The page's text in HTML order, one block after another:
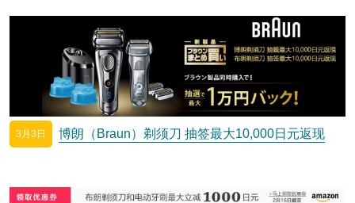
3月3日 博朗（Braun）剃须刀 抽签最大10,000日元返现